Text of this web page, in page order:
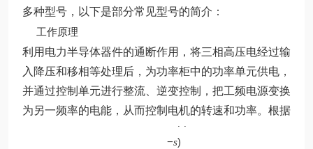
多种型号，以下是部分常见型号的简介：
工作原理
利用电力半导体器件的通断作用，将三相高压电经过输
入降压和移相等处理后，为功率柜中的功率单元供电，
并通过控制单元进行整流、逆变控制，把工频电源变换
为另一频率的电能，从而控制电机的转速和功率。根据
p
−s)